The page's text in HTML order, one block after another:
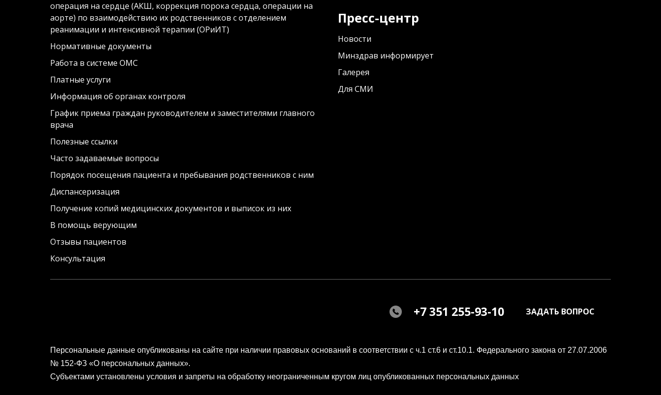
операция на сердце (АКШ, коррекция порока сердца, операции на
аорте) по взаимодействию их родственников с отделением
реанимации и интенсивной терапии (ОРиИТ)
Нормативные документы
Работа в системе ОМС
Платные услуги
Информация об органах контроля
График приема граждан руководителем и заместителями главного
врача
Полезные ссылки
Часто задаваемые вопросы
Порядок посещения пациента и пребывания родственников с ним
Диспансеризация
Получение копий медицинских документов и выписок из них
В помощь верующим
Отзывы пациентов
Консультация
Пресс-центр
Новости
Минздрав информирует
Галерея
Для СМИ
+7 351 255-93-10 ЗАДАТЬ ВОПРОС
Персональные данные опубликованы на сайте при наличии правовых оснований в соответствии с ч.1 ст.6 и ст.10.1. Федерального закона от 27.07.2006
№ 152-ФЗ «О персональных данных».
Субъектами установлены условия и запреты на обработку неограниченным кругом лиц опубликованных персональных данных